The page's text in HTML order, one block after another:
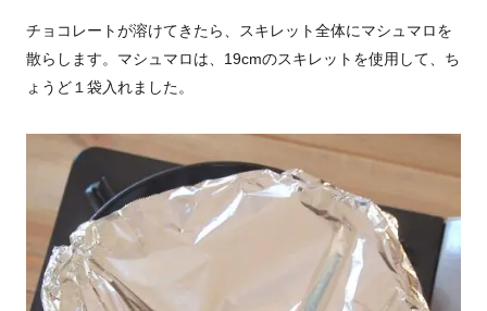
チョコレートが溶けてきたら、スキレット全体にマシュマロを
散らします。マシュマロは、19cmのスキレットを使用して、ち
ょうど１袋入れました。